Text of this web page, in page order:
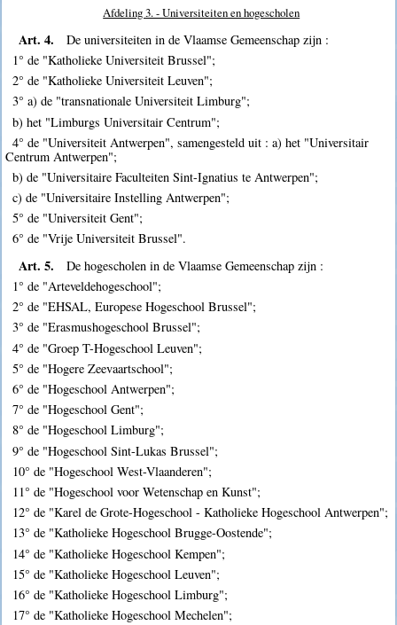
Afdeling 3. - Universiteiten en hogescholen
Art. 4.
De universiteiten in de Vlaamse Gemeenschap zijn :
1° de "Katholieke Universiteit Brussel";
2° de "Katholieke Universiteit Leuven";
3° a) de "transnationale Universiteit Limburg";
b) het "Limburgs Universitair Centrum";
4° de "Universiteit Antwerpen", samengesteld uit : a) het "Universitair
Centrum Antwerpen";
b) de "Universitaire Faculteiten Sint-Ignatius te Antwerpen";
c) de "Universitaire Instelling Antwerpen";
5° de "Universiteit Gent";
6° de "Vrije Universiteit Brussel".
Art. 5.
De hogescholen in de Vlaamse Gemeenschap zijn :
1° de "Arteveldehogeschool";
2° de "EHSAL, Europese Hogeschool Brussel";
3° de "Erasmushogeschool Brussel";
4° de "Groep T-Hogeschool Leuven";
5° de "Hogere Zeevaartschool";
6° de "Hogeschool Antwerpen";
7° de "Hogeschool Gent";
8° de "Hogeschool Limburg";
9° de "Hogeschool Sint-Lukas Brussel";
10° de "Hogeschool West-Vlaanderen";
11° de "Hogeschool voor Wetenschap en Kunst";
12° de "Karel de Grote-Hogeschool - Katholieke Hogeschool Antwerpen";
13° de "Katholieke Hogeschool Brugge-Oostende";
14° de "Katholieke Hogeschool Kempen";
15° de "Katholieke Hogeschool Leuven";
16° de "Katholieke Hogeschool Limburg";
17° de "Katholieke Hogeschool Mechelen";